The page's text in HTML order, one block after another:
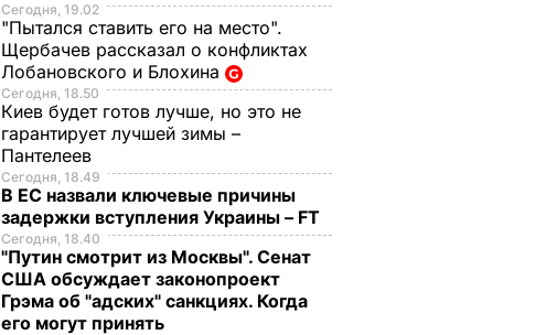
Сегодня, 19.02
"Пытался ставить его на место".
Щербачев рассказал о конфликтах
Лобановского и Блохина
Сегодня, 18.50
Киев будет готов лучше, но это не
гарантирует лучшей зимы –
Пантелеев
Сегодня, 18.49
В ЕС назвали ключевые причины
задержки вступления Украины – FT
Сегодня, 18.40
"Путин смотрит из Москвы". Сенат
США обсуждает законопроект
Грэма об "адских" санкциях. Когда
его могут принять